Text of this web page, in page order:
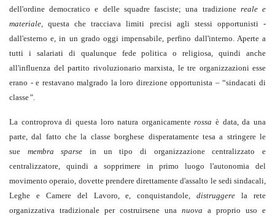
dell'ordine democratico e delle squadre fasciste; una tradizione reale e
materiale, questa che tracciava limiti precisi agli stessi opportunisti -
dall'esterno e, in un grado oggi impensabile, perfino dall'interno. Aperte a
tutti i salariati di qualunque fede politica o religiosa, quindi anche
all'influenza del partito rivoluzionario marxista, le tre organizzazioni esse
erano - e restavano malgrado la loro direzione opportunista – “sindacati di
classe”.
La controprova di questa loro natura organicamenterossa è data, da una
parte, dal fatto che la classe borghese disperatamente tesa a stringere le
sue membra sparse in un tipo di organizzazione centralizzato e
centralizzatore, quindi a sopprimere in primo luogo l'autonomia del
movimento operaio, dovette prendere direttamente d'assalto le sedi sindacali,
Leghe e Camere del Lavoro, e, conquistandole,distruggere la rete
organizzativa tradizionale per costruirsene una nuova a proprio uso e